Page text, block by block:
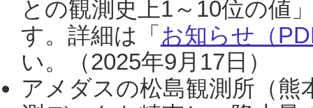
との観測史上1～10位の値
す。詳細は「 お知らせ（
い。（2025年9月17日）
アメダスの松島観測所（熊